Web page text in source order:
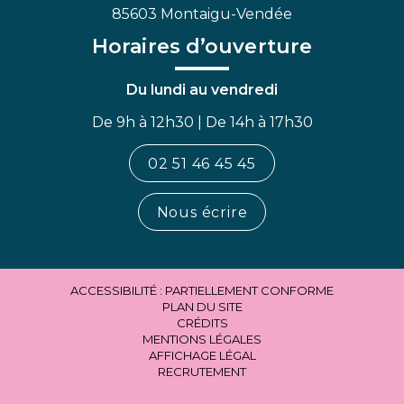
85603 Montaigu-Vendée
Horaires d’ouverture
Du lundi au vendredi
De 9h à 12h30 | De 14h à 17h30
02 51 46 45 45
Nous écrire
ACCESSIBILITÉ : PARTIELLEMENT CONFORME
PLAN DU SITE
CRÉDITS
MENTIONS LÉGALES
AFFICHAGE LÉGAL
RECRUTEMENT